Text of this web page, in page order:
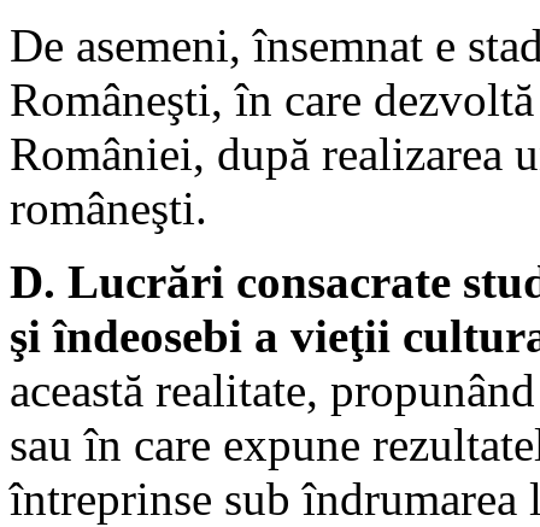
De asemeni, însemnat e
Româneşti, în care
României, după
româneşti.
D. Lucrări consacrate
şi îndeosebi a vieţii
această realitate,
sau în care expune
întreprinse sub